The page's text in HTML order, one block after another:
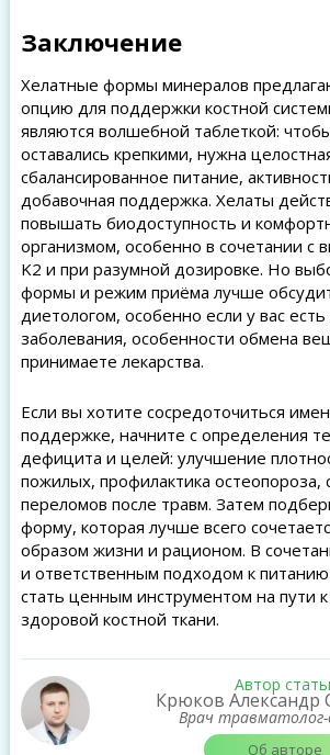
Заключение
Хелатные формы минералов
опцию для поддержки костной
являются волшебной таблеткой:
оставались крепкими, нужна
сбалансированное питание,
добавочная поддержка. Хелаты
повышать биодоступность и
организмом, особенно в сочетании с
K2 и при разумной дозировке. Но
формы и режим приёма лучше
диетологом, особенно если у вас
заболевания, особенности обмена
принимаете лекарства.
Если вы хотите сосредоточиться
поддержке, начните с определения
дефицита и целей: улучшение
пожилых, профилактика остеопороза,
переломов после травм. Затем
форму, которая лучше всего
образом жизни и рационом. В
и ответственным подходом к
стать ценным инструментом на пути
здоровой костной ткани.
Автор
Крюков Александр
Врач
Об авторе